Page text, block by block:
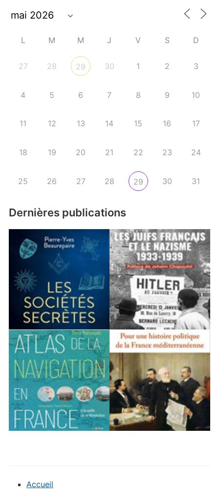
L M M J V S D
27 28 29 30 1 2 3
4 5 6 7 8 9 10
11 12 13 14 15 16 17
18 19 20 21 22 23 24
25 26 27 28 29 30 31
Dernières publications
Accueil